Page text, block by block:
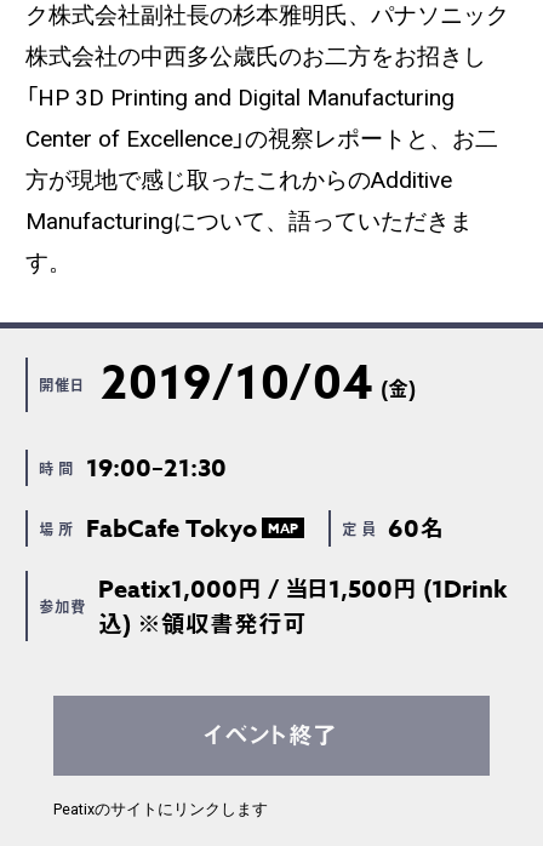
ク株式会社副社長の杉本雅明氏、パナソニック
株式会社の中西多公歳氏のお二方をお招きし
「HP 3D Printing and Digital Manufacturing
Center of Excellence」の視察レポートと、お二
方が現地で感じ取ったこれからのAdditive
Manufacturingについて、語っていただきま
す。
開催日 2019/10/04 (金)
時 間 19:00–21:30
場 所 FabCafe Tokyo MAP 定 員 60名
参加費
Peatix1,000円 / 当日1,500円 (1Drink
込) ※領収書発行可
イベント終了
Peatixのサイトにリンクします